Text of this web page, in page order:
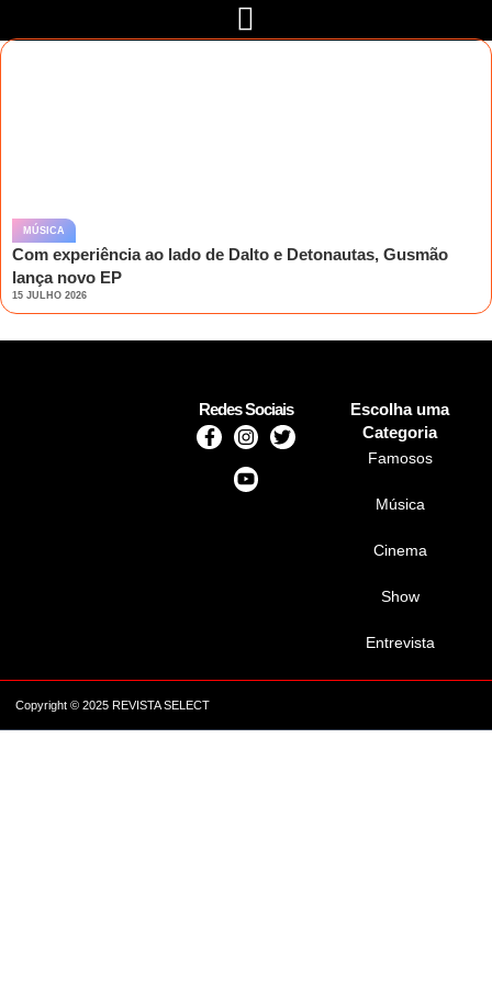
MÚSICA
Com experiência ao lado de Dalto e Detonautas, Gusmão
lança novo EP
15 JULHO 2026
Redes Sociais
Escolha uma
Categoria
Famosos
Música
Cinema
Show
Entrevista
Copyright © 2025 REVISTA SELECT